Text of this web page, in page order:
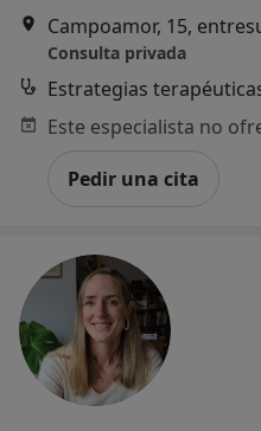
Consulta privada
Pedir una cita